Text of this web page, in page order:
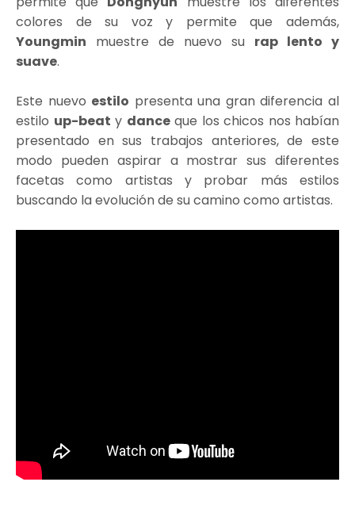
colores de su voz y permite que además,
Youngmin muestre de nuevo su rap lento y
suave.
Este nuevo estilo presenta una gran diferencia al
estilo up-beat y danceque los chicos nos habían
presentado en sus trabajos anteriores, de este
modo pueden aspirar a mostrar sus diferentes
facetas como artistas y probar más estilos
buscando la evolución de su camino como artistas.